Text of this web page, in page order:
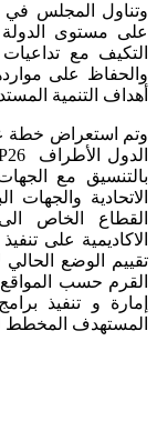
التكيف مع
والحفاظ على
أهداف التنمية
وتم استعراض خطة
الدول الأطراف
بالتنسيق مع
الاتحادية
القطاع الخاص
الاكاديمية على
تقييم الوضع
القرم حسب
إمارة و تنفيذ
المستهدف المخطط له